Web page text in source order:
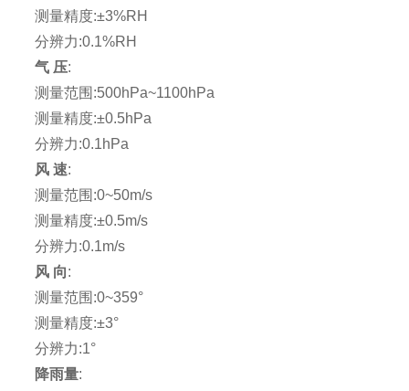
测量精度:±3%RH
分辨力:0.1%RH
气 压:
测量范围:500hPa~1100hPa
测量精度:±0.5hPa
分辨力:0.1hPa
风 速:
测量范围:0~50m/s
测量精度:±0.5m/s
分辨力:0.1m/s
风 向:
测量范围:0~359°
测量精度:±3°
分辨力:1°
降雨量: